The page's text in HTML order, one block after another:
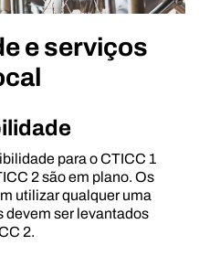
e serviços
para o CTICC 1
2 são em plano. Os
utilizar qualquer uma
devem ser levantados
2.